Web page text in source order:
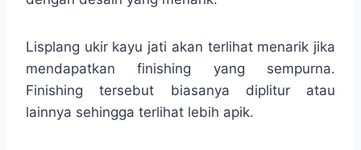
Lisplang ukir kayu jati akan terlihat menarik jika
mendapatkan finishing yang sempurna.
Finishing tersebut biasanya diplitur atau
lainnya sehingga terlihat lebih apik.